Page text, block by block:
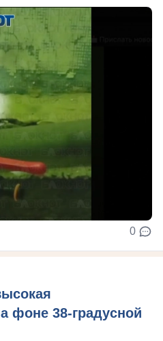
0
фоне 38-градусной